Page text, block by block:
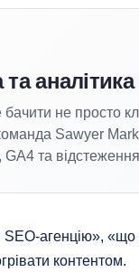
аналітика
не просто
Sawyer
та
агенцію», «що
контентом.